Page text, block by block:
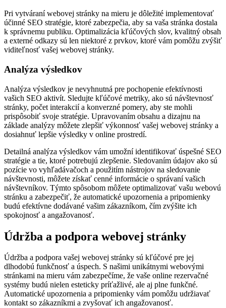
Pri vytváraní webovej stránky na mieru je dôležité implementovať
účinné SEO stratégie, ktoré zabezpečia, aby sa vaša stránka dostala
k správnemu publiku. Optimalizácia kľúčových slov, kvalitný obsah
a externé odkazy sú len niektoré z prvkov, ktoré vám pomôžu zvýšiť
viditeľnosť vašej webovej stránky.
Analýza výsledkov
Analýza výsledkov je nevyhnutná pre pochopenie efektívnosti
vašich SEO aktivít. Sledujte kľúčové metriky, ako sú návštevnosť
stránky, počet interakcií a konverzné pomery, aby ste mohli
prispôsobiť svoje stratégie. Upravovaním obsahu a dizajnu na
základe analýzy môžete zlepšiť výkonnosť vašej webovej stránky a
dosiahnuť lepšie výsledky v online prostredí.
Detailná analýza výsledkov vám umožní identifikovať úspešné SEO
stratégie a tie, ktoré potrebujú zlepšenie. Sledovaním údajov ako sú
pozície vo vyhľadávačoch a použitím nástrojov na sledovanie
návštevnosti, môžete získať cenné informácie o správaní vašich
návštevníkov. Týmto spôsobom môžete optimalizovať vašu webovú
stránku a zabezpečiť, že automatické upozornenia a pripomienky
budú efektívne dodávané vašim zákazníkom, čím zvýšite ich
spokojnosť a angažovanosť.
Údržba a podpora webovej stránky
Údržba a podpora vašej webovej stránky sú kľúčové pre jej
dlhodobú funkčnosť a úspech. S našimi unikátnymi webovými
stránkami na mieru vám zabezpečíme, že vaše online rezervačné
systémy budú nielen esteticky príťažlivé, ale aj plne funkčné.
Automatické upozornenia a pripomienky vám pomôžu udržiavať
kontakt so zákazníkmi a zvyšovať ich angažovanosť.